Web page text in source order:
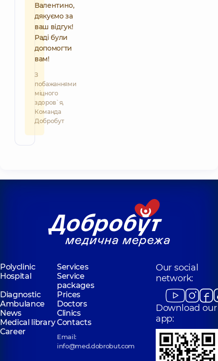
Валентино,
дякуємо за
ваш відгук!
Раді були
допомогти
вам!
З
побажаннями
міцного
здоров`я,
Команда
Добробут
Polyclinic
Services
Hospital
Service
packages
Diagnostic
Prices
Ambulance
Doctors
News
Clinics
Medical libraryContacts
Career
Email:
info@med.dobrobut.com
Our social
network:
Download our
app: